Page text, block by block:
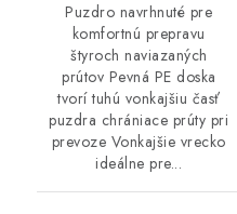
Puzdro navrhnuté pre
komfortnú prepravu
štyroch naviazaných
prútov Pevná PE doska
tvorí tuhú vonkajšiu časť
puzdra chrániace prúty pri
prevoze Vonkajšie vrecko
ideálne pre...